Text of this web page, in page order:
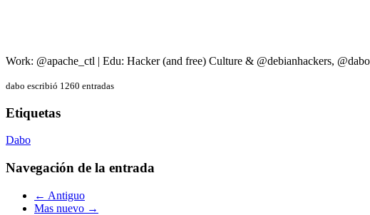
Work: @apache_ctl | Edu: Hacker (and free) Culture & @debianhackers,
dabo escribió 1260 entradas
Etiquetas
Dabo
Navegación de la entrada
← Antiguo
Mas nuevo →